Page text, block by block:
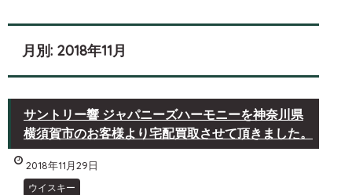
月別: 2018年11月
サントリー響 ジャパニーズハーモニーを神奈川県
横須賀市のお客様より宅配買取させて頂きました。
2018年11月29日
ウイスキー